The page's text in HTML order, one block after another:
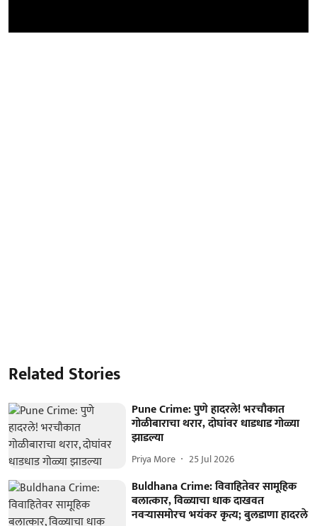
Related Stories
Pune Crime: पुणे हादरले! भरचौकात
गोळीबाराचा थरार, दोघांवर धाडधाड गोळ्या
झाडल्या
Priya More 25 Jul 2026
Buldhana Crime: विवाहितेवर सामूहिक
बलात्कार, विळ्याचा धाक दाखवत
नवऱ्यासमोरच भयंकर कृत्य; बुलडाणा हादरले